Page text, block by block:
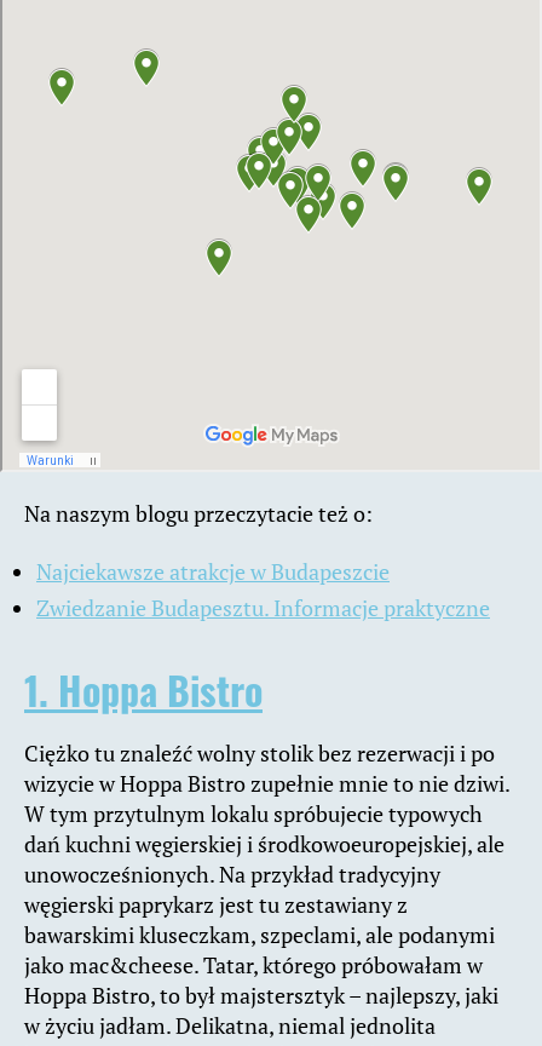
Na naszym blogu przeczytacie też o:
Najciekawsze atrakcje w Budapeszcie
Zwiedzanie Budapesztu. Informacje praktyczne
1. Hoppa Bistro
Ciężko tu znaleźć wolny stolik bez rezerwacji i po
wizycie w Hoppa Bistro zupełnie mnie to nie dziwi.
W tym przytulnym lokalu spróbujecie typowych
dań kuchni węgierskiej i środkowoeuropejskiej, ale
unowocześnionych. Na przykład tradycyjny
węgierski paprykarz jest tu zestawiany z
bawarskimi kluseczkam, szpeclami, ale podanymi
jako mac&cheese. Tatar, którego próbowałam w
Hoppa Bistro, to był majstersztyk – najlepszy, jaki
w życiu jadłam. Delikatna, niemal jednolita